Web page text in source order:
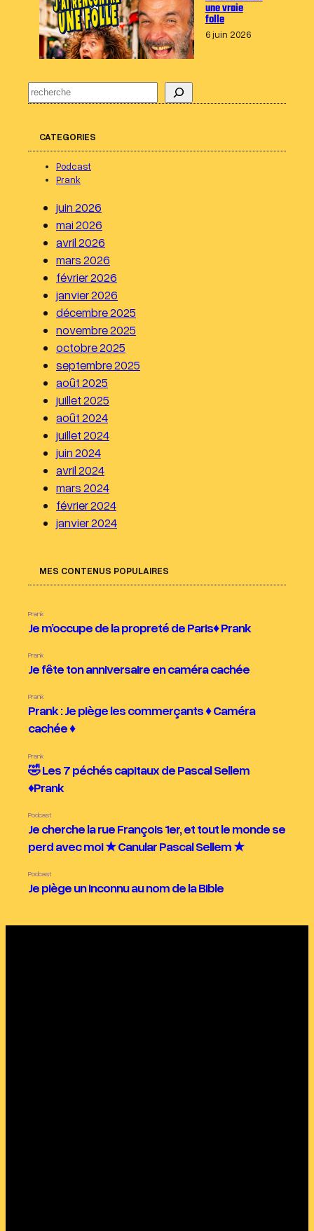
une vraie
folle
6 juin 2026
R
e
CATEGORIES
Podcast
Prank
juin 2026
mai 2026
avril 2026
mars 2026
février 2026
janvier 2026
décembre 2025
novembre 2025
octobre 2025
septembre 2025
août 2025
juillet 2025
août 2024
juillet 2024
juin 2024
avril 2024
mars 2024
février 2024
janvier 2024
MES CONTENUS POPULAIRES